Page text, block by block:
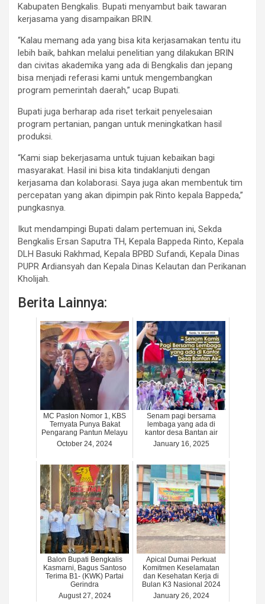
Kabupaten Bengkalis. Bupati menyambut baik tawaran
kerjasama yang disampaikan BRIN.
“Kalau memang ada yang bisa kita kerjasamakan tentu itu
lebih baik, bahkan melalui penelitian yang dilakukan BRIN
dan civitas akademika yang ada di Bengkalis dan jepang
bisa menjadi referasi kami untuk mengembangkan
program pemerintah daerah,” ucap Bupati.
Bupati juga berharap ada riset terkait penyelesaian
program pertanian, pangan untuk meningkatkan hasil
produksi.
“Kami siap bekerjasama untuk tujuan kebaikan bagi
masyarakat. Hasil ini bisa kita tindaklanjuti dengan
kerjasama dan kolaborasi. Saya juga akan membentuk tim
percepatan yang akan dipimpin pak Rinto kepala Bappeda,”
pungkasnya.
Ikut mendampingi Bupati dalam pertemuan ini, Sekda
Bengkalis Ersan Saputra TH, Kepala Bappeda Rinto, Kepala
DLH Basuki Rakhmad, Kepala BPBD Sufandi, Kepala Dinas
PUPR Ardiansyah dan Kepala Dinas Kelautan dan Perikanan
Kholijah.
Berita Lainnya:
MC Paslon Nomor 1, KBS
Ternyata Punya Bakat
Pengarang Pantun Melayu
October 24, 2024
Senam pagi bersama
lembaga yang ada di
kantor desa Bantan air
January 16, 2025
Balon Bupati Bengkalis
Kasmarni, Bagus Santoso
Terima B1- (KWK) Partai
Gerindra
August 27, 2024
Apical Dumai Perkuat
Komitmen Keselamatan
dan Kesehatan Kerja di
Bulan K3 Nasional 2024
January 26, 2024